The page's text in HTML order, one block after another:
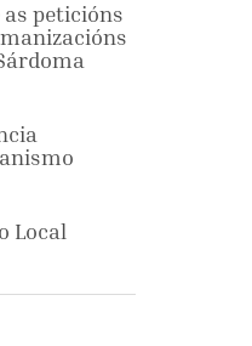
as peticións
Local